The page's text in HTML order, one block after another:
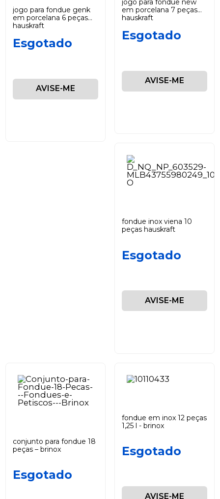
jogo para fondue genk
em porcelana 6 peças
hauskraft
Esgotado
AVISE-ME
jogo para fondue new
em porcelana 7 peças
hauskraft
Esgotado
AVISE-ME
fondue inox viena 10
peças hauskraft
Esgotado
AVISE-ME
conjunto para fondue 18
peças – brinox
Esgotado
fondue em inox 12 peças
1,25 l - brinox
Esgotado
AVISE-ME